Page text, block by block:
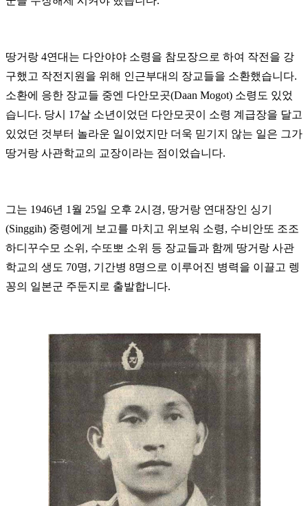
땅거랑 4연대는 다안야야 소령을 참모장으로 하여 작전을 강
구했고 작전지원을 위해 인근부대의 장교들을 소환했습니다.
소환에 응한 장교들 중엔 다안모곳(Daan Mogot) 소령도 있었
습니다. 당시 17살 소년이었던 다안모곳이 소령 계급장을 달고
있었던 것부터 놀라운 일이었지만 더욱 믿기지 않는 일은 그가
땅거랑 사관학교의 교장이라는 점이었습니다.
그는 1946년 1월 25일 오후 2시경, 땅거랑 연대장인 싱기
(Singgih) 중령에게 보고를 마치고 위보워 소령, 수비안또 조조
하디꾸수모 소위, 수또뽀 소위 등 장교들과 함께 땅거랑 사관
학교의 생도 70명, 기간병 8명으로 이루어진 병력을 이끌고 렝
꽁의 일본군 주둔지로 출발합니다.